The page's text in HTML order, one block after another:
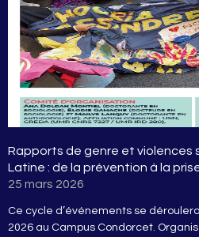
Rapports de genre et violences
Latine : de la prévention à la
25 mars 2026
Ce cycle d’événements se
2026 au Campus Condorcet.